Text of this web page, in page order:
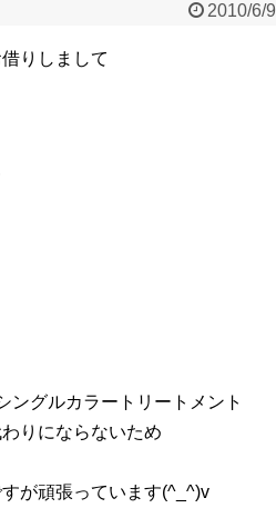
2010/6/9
りしまして
ングルカラートリートメント
りにならないため
が頑張っています(^_^)v